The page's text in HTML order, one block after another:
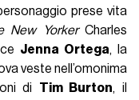
prese vita
New YorkerCharles
Jenna Ortega, la
veste nell’omonima
di Tim Burton, il